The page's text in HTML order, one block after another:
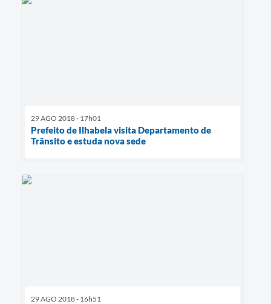
29 AGO 2018 - 17h01
Prefeito de Ilhabela visita Departamento de
Trânsito e estuda nova sede
29 AGO 2018 - 16h51